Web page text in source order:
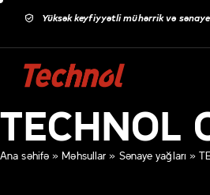
Yüksək keyfiyyətli mühərrik və
TECHNOL
Ana səhifə » Məhsullar » Sənaye yağları »